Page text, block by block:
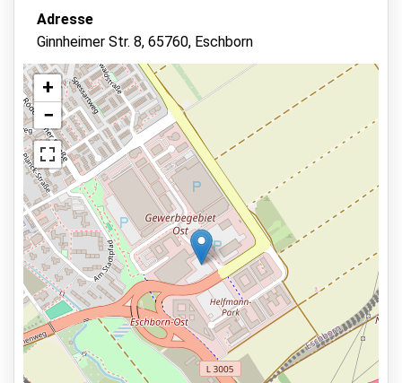
Fahrzeugschlüssel behalten
Videoüberwachung
Sicherheitsmitarbeiter vor Ort
Asphalt oder Pflaster
Statusbericht des Fahrzeugs
Fahrzeugwartung möglich
Dienstleistungen
24 Stunden am Tag geöffnet
Reservieren im Voraus
17 min zur Abflughalle
Parkmöglichkeiten
Adresse
Ginnheimer Str. 8, 65760, Eschborn
Ansicht auf der Karte
+
−